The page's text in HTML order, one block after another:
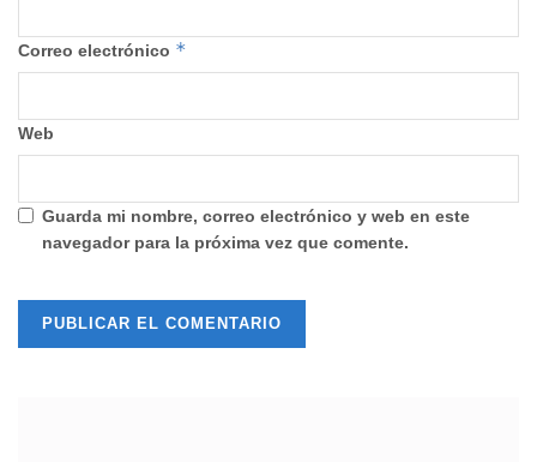
Correo electrónico *
Web
Guarda mi nombre, correo electrónico y web en este
navegador para la próxima vez que comente.